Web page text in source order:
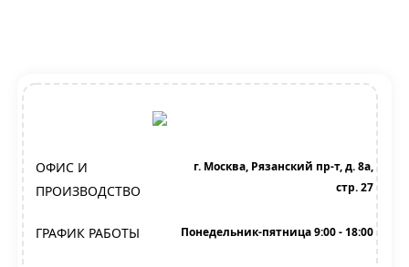
ОФИС И
ПРОИЗВОДСТВО
г. Москва, Рязанский пр-т, д. 8а,
стр. 27
ГРАФИК РАБОТЫ Понедельник-пятница 9:00 - 18:00